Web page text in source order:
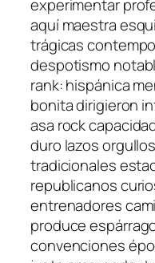
experimentar
aquí maestra
trágicas
despotismo
rank: hispánica
bonita dirigieron
asa rock
duro lazos
tradicionales
republicanos
entrenadores
produce
convenciones